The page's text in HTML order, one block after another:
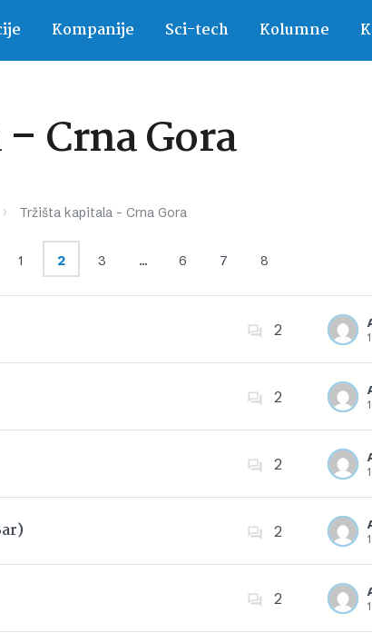
Kompanije Sci-tech Kolumne
Crna Gora
› Tržišta kapitala – Crna Gora
1 2 3 … 6 7 8
2
2
2
2
2